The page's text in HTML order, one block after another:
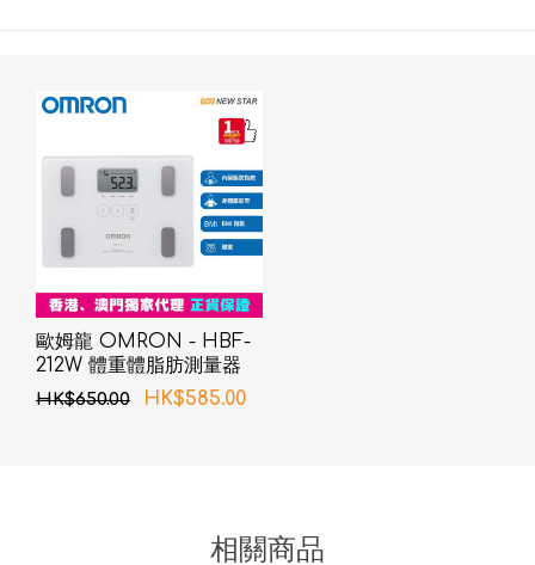
歐姆龍 OMRON - HBF-
212W 體重體脂肪測量器
白色
HK$650.00 HK$585.00
相關商品